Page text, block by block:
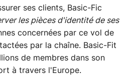
ses clients, Basic-Fic
les pièces d'identité de ses
concernées par ce vol de
par la chaîne. Basic-Fit
de membres dans son
à travers l'Europe.